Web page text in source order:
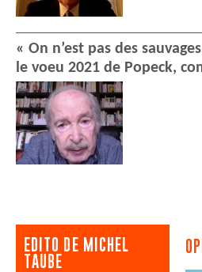
« On n’est pas des
le voeu 2021 de Popeck,
EDITO DE MICHEL
TAUBE